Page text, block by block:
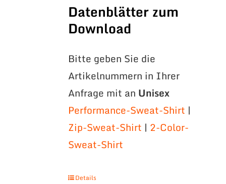
Datenblätter zum
Download
Bitte geben Sie die
Artikelnummern in Ihrer
Anfrage mit an Unisex
Performance-Sweat-Shirt |
Zip-Sweat-Shirt | 2-Color-
Sweat-Shirt
Details